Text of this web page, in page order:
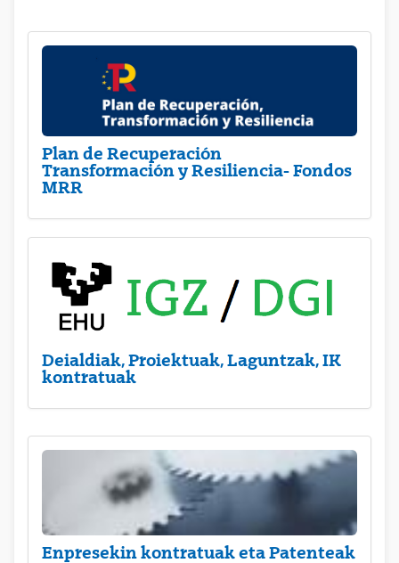
Plan de Recuperación
Transformación y Resiliencia- Fondos
MRR
Deialdiak, Proiektuak, Laguntzak, IK
kontratuak
Enpresekin kontratuak eta Patenteak